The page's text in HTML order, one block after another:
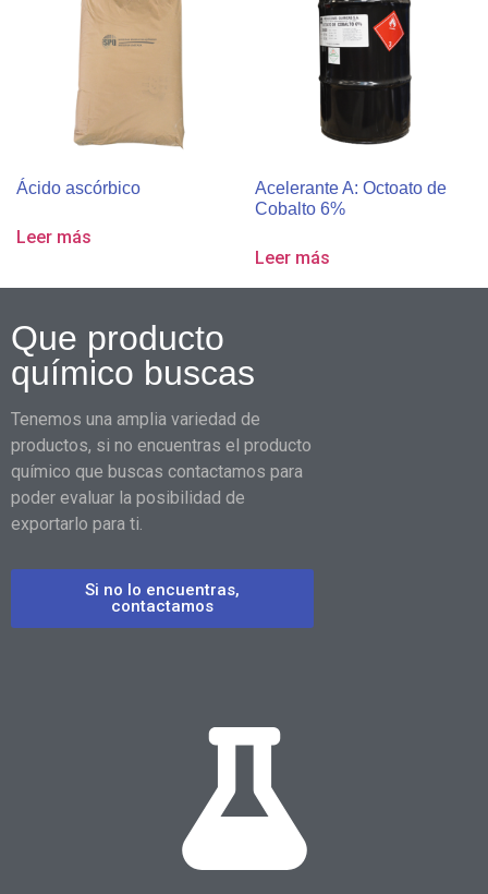
Ácido ascórbico
Leer más
Acelerante A: Octoato de
Cobalto 6%
Leer más
Que producto
químico buscas
Tenemos una amplia variedad de
productos, si no encuentras el producto
químico que buscas contactamos para
poder evaluar la posibilidad de
exportarlo para ti.
Si no lo encuentras,
contactamos